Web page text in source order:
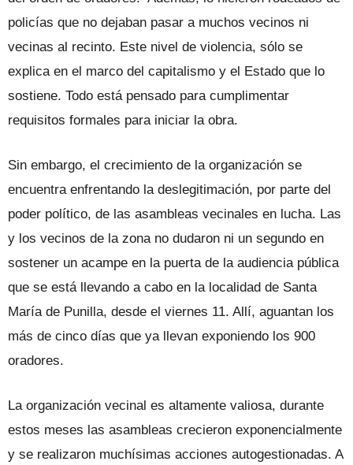
policías que no dejaban pasar a muchos vecinos ni
vecinas al recinto. Este nivel de violencia, sólo se
explica en el marco del capitalismo y el Estado que lo
sostiene. Todo está pensado para cumplimentar
requisitos formales para iniciar la obra.
Sin embargo, el crecimiento de la organización se
encuentra enfrentando la deslegitimación, por parte del
poder político, de las asambleas vecinales en lucha. Las
y los vecinos de la zona no dudaron ni un segundo en
sostener un acampe en la puerta de la audiencia pública
que se está llevando a cabo en la localidad de Santa
María de Punilla, desde el viernes 11. Allí, aguantan los
más de cinco días que ya llevan exponiendo los 900
oradores.
La organización vecinal es altamente valiosa, durante
estos meses las asambleas crecieron exponencialmente
y se realizaron muchísimas acciones autogestionadas. A